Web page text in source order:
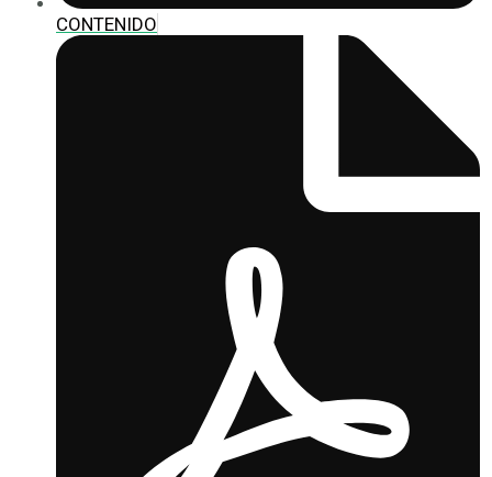
CONTENIDO